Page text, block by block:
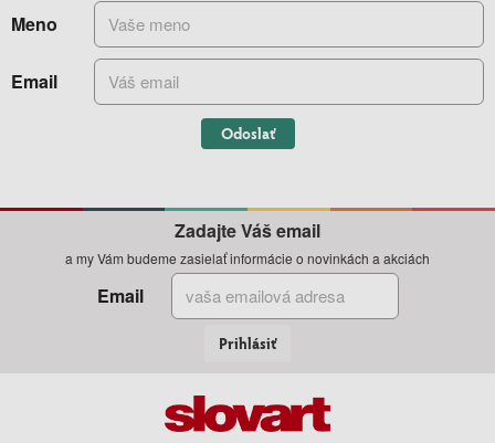
Meno
Email
Odoslať
Zadajte Váš email
a my Vám budeme zasielať informácie o novinkách a akciách
Email
Prihlásiť